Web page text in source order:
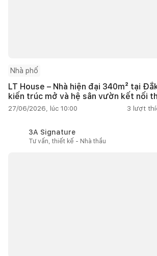
Nhà phố
LT House – Nhà hiện đại 340m² tại
kiến trúc mở và hệ sân vườn kết nối
27/06/2026, lúc 10:00 3 lượt
3A Signature
Tư vấn, thiết kế - Nhà thầu